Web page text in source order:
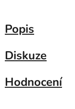
Popis
Diskuze
Hodnocení